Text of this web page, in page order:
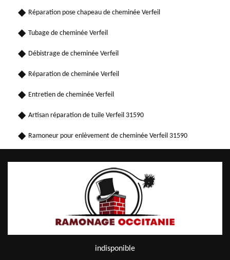
Réparation pose chapeau de cheminée Verfeil
Tubage de cheminée Verfeil
Débistrage de cheminée Verfeil
Réparation de cheminée Verfeil
Entretien de cheminée Verfeil
Artisan réparation de tuile Verfeil 31590
Ramoneur pour enlèvement de cheminée Verfeil 31590
indisponible